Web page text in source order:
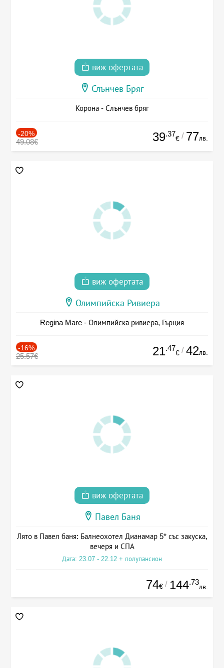
виж офертата
Слънчев Бряг
Корона - Слънчев бряг
-20%
49.08€ 39.37
€ / 77лв.
виж офертата
Олимпийска Ривиера
Regina Mare - Олимпийска ривиера, Гърция
-16%
25.57€ 21.47
€ / 42лв.
виж офертата
Павел Баня
Лято в Павел баня: Балнеохотел Дианамар 5* със закуска,
вечеря и СПА
Дата: 23.07 - 22.12 + полупансион
74€ / 144.73
лв.